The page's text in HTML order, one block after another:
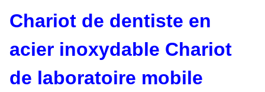
Chariot de dentiste en
acier inoxydable Chariot
de laboratoire mobile